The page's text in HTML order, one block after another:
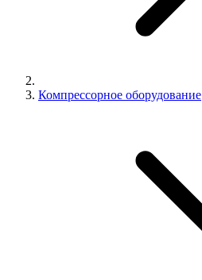
Компрессорное оборудование